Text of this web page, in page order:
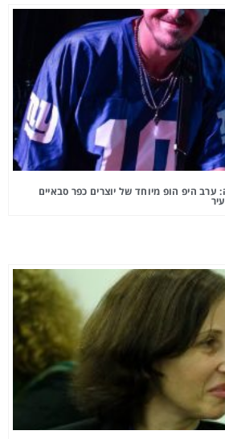
היפ הופ מיוחד של יוצרים כפר סבאיים